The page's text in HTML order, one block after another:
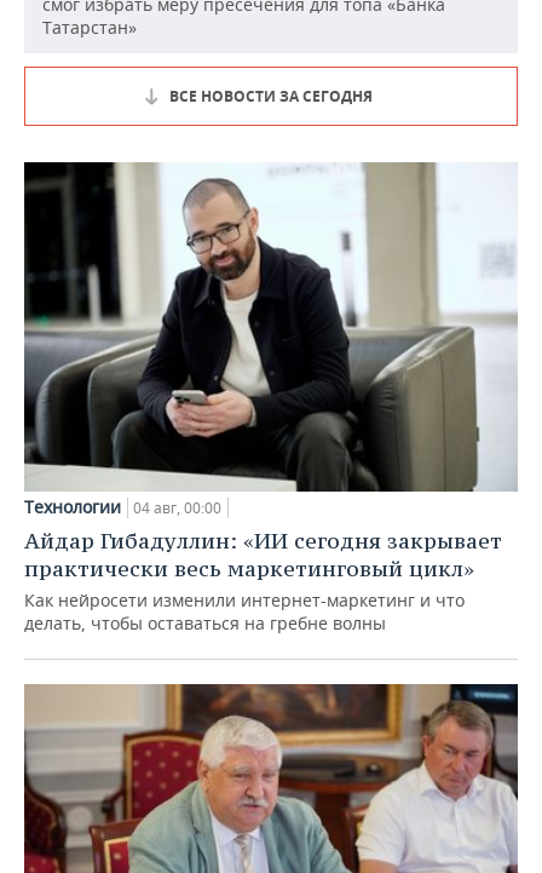
Татарстан»
ВСЕ НОВОСТИ ЗА СЕГОДНЯ
Технологии 04 авг, 00:00
Айдар Гибадуллин: «ИИ сегодня закрывает
практически весь маркетинговый цикл»
Как нейросети изменили интернет-маркетинг и что
делать, чтобы оставаться на гребне волны